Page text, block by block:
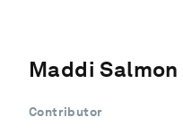
Maddi Salmon
Contributor